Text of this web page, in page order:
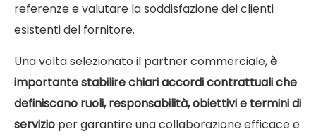
referenze e valutare la soddisfazione dei clienti
esistenti del fornitore.
Una volta selezionato il partner commerciale,è
importante stabilire chiari accordi contrattuali che
definiscano ruoli, responsabilità, obiettivi e termini di
servizio per garantire una collaborazione efficace e